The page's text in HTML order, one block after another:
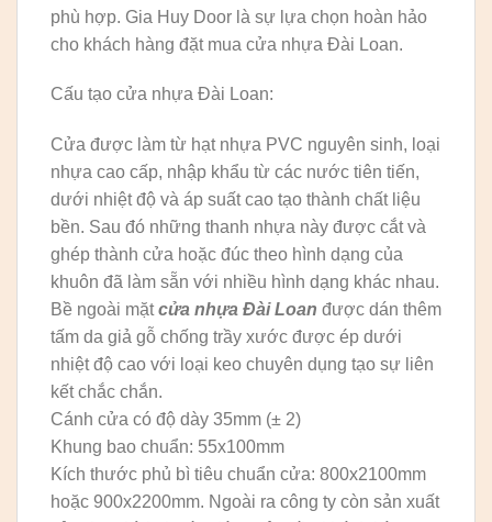
phù hợp. Gia Huy Door là sự lựa chọn hoàn hảo
cho khách hàng đặt mua cửa nhựa Đài Loan.
Cấu tạo cửa nhựa Đài Loan:
Cửa được làm từ hạt nhựa PVC nguyên sinh, loại
nhựa cao cấp, nhập khẩu từ các nước tiên tiến,
dưới nhiệt độ và áp suất cao tạo thành chất liệu
bền. Sau đó những thanh nhựa này được cắt và
ghép thành cửa hoặc đúc theo hình dạng của
khuôn đã làm sẵn với nhiều hình dạng khác nhau.
Bề ngoài mặtcửa nhựa Đài Loan được dán thêm
tấm da giả gỗ chống trầy xước được ép dưới
nhiệt độ cao với loại keo chuyên dụng tạo sự liên
kết chắc chắn.
Cánh cửa có độ dày 35mm (± 2)
Khung bao chuẩn: 55x100mm
Kích thước phủ bì tiêu chuẩn cửa: 800x2100mm
hoặc 900x2200mm. Ngoài ra công ty còn sản xuất